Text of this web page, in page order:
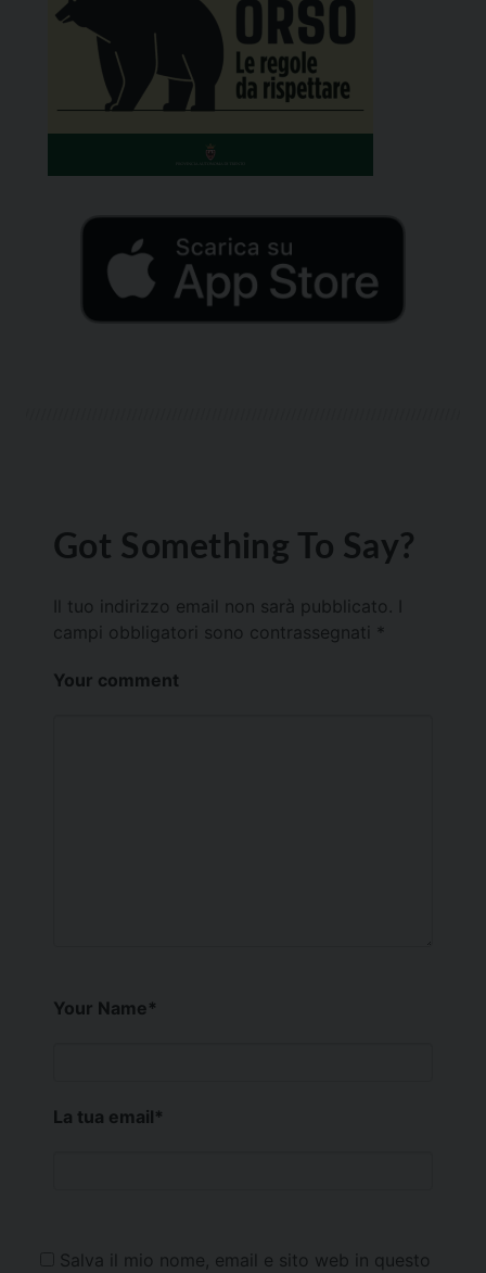
Got Something To Say?
Il tuo indirizzo email non sarà pubblicato.
campi obbligatori sono contrassegnati *
Your comment
Your Name*
La tua email*
Salva il mio nome, email e sito web in questo